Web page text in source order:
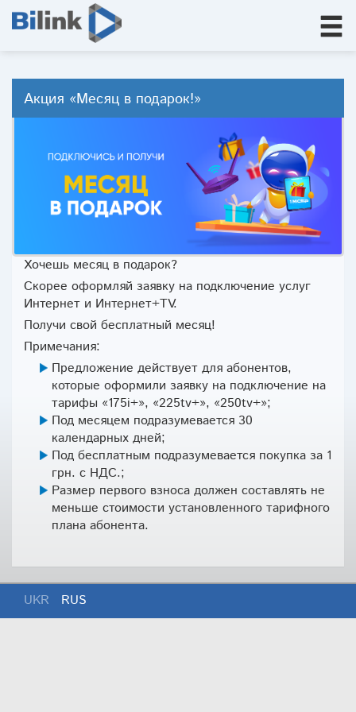
Акция «Месяц в подарок!»
Хочешь месяц в подарок?
Скорее оформляй заявку на подключение услуг
Интернет и Интернет+TV.
Получи свой бесплатный месяц!
Примечания:
Предложение действует для абонентов,
которые оформили заявку на подключение на
тарифы «175i+», «225tv+», «250tv+»;
Под месяцем подразумевается 30
календарных дней;
Под бесплатным подразумевается покупка за 1
грн. с НДС.;
Размер первого взноса должен составлять не
меньше стоимости установленного тарифного
плана абонента.
UKR RUS